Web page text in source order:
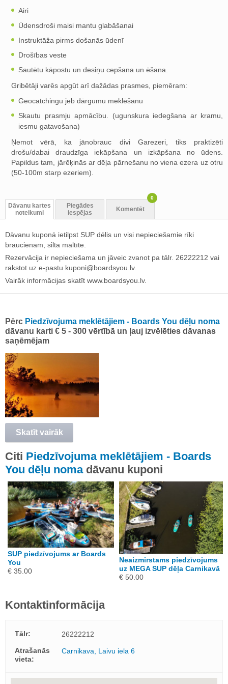
Airi
Ūdensdroši maisi mantu glabāšanai
Instruktāža pirms došanās ūdenī
Drošības veste
Sautētu kāpostu un desiņu cepšana un ēšana.
Gribētāji varēs apgūt arī dažādas prasmes, piemēram:
Geocatchingu jeb dārgumu meklēšanu
Skautu prasmju apmācību. (ugunskura iedegšana ar kramu,
iesmu gatavošana)
Ņemot vērā, ka jānobrauc divi Garezeri, tiks praktizēti
drošu/dabai draudzīga iekāpšana un izkāpšana no ūdens.
Papildus tam, jārēķinās ar dēļa pārnešanu no viena ezera uz otru
(50-100m starp ezeriem).
Dāvanu kartes
noteikumi
Piegādes
iespējas
Komentēt
0
Dāvanu kuponā ietilpst SUP dēlis un visi nepieciešamie rīki
braucienam, silta maltīte.
Rezervācija ir nepieciešama un jāveic zvanot pa tālr. 26222212 vai
rakstot uz e-pastu kuponi@boardsyou.lv.
Vairāk informācijas skatīt www.boardsyou.lv.
Pērc Piedzīvojuma meklētājiem - Boards You dēļu noma
dāvanu karti € 5 - 300 vērtībā un ļauj izvēlēties dāvanas
saņēmējam
Skatīt vairāk
Citi Piedzīvojuma meklētājiem - Boards
You dēļu nomadāvanu kuponi
SUP piedzīvojums ar Boards
You
€ 35.00
Neaizmirstams piedzīvojums
uz MEGA SUP dēļa Carnikavā
€ 50.00
Kontaktinformācija
Tālr:
26222212
Atrašanās
vieta:
Carnikava, Laivu iela 6